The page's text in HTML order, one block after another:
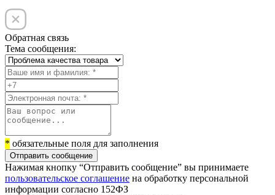
Обратная связь
Тема сообщения:
* обязательные поля для заполнения
Отправить сообщение
Нажимая кнопку “Отправить сообщение” вы принимаете
пользовательское соглашение на обработку персональной
информации согласно 152ФЗ